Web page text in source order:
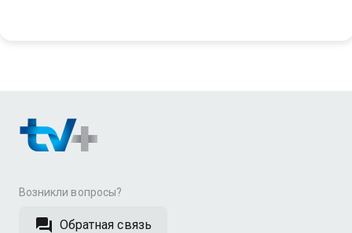
Возникли вопросы?
Обратная связь